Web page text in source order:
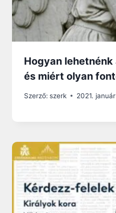
Hogyan
és miért olyan
Szerző: szerk 2021. január